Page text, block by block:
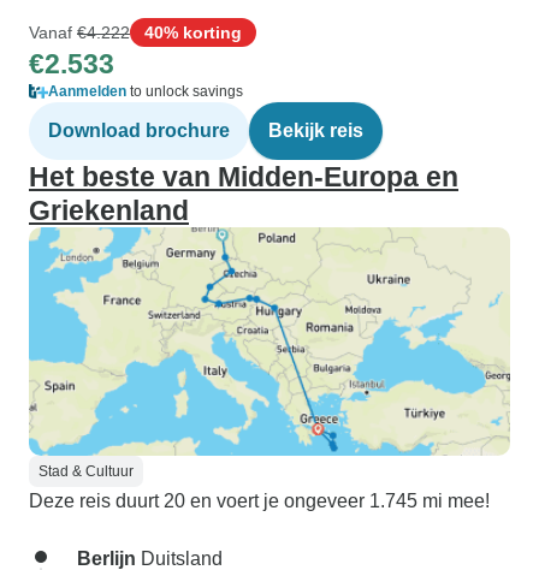
Vanaf €4.222 40% korting
€2.533
Aanmelden to unlock savings
Download brochure Bekijk reis
Het beste van Midden-Europa en
Griekenland
Stad & Cultuur
Deze reis duurt 20 en voert je ongeveer 1.745 mi mee!
Berlijn Duitsland